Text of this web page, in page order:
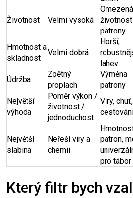
Životnost Velmi vysoká
Omezená
patrony
Hmotnost a
skladnost
Velmi dobrá
Horší,
lahev
Údržba
Zpětný
proplach
Výměna
patrony
Největší
výhoda
Poměr výkon /
životnost /
jednoduchost
Viry, chuť,
cestování
Největší
slabina
Neřeší viry a
chemii
patron,
pro tábor
Který filtr bych